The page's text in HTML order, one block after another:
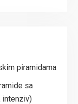
piramidama
sa
intenziv)